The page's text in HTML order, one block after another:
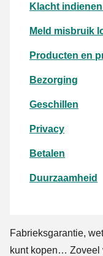
Klacht
Meld misbruik
Producten en
Bezorging
Geschillen
Privacy
Betalen
Duurzaamheid
Fabrieksgarantie,
kunt kopen… Zoveel